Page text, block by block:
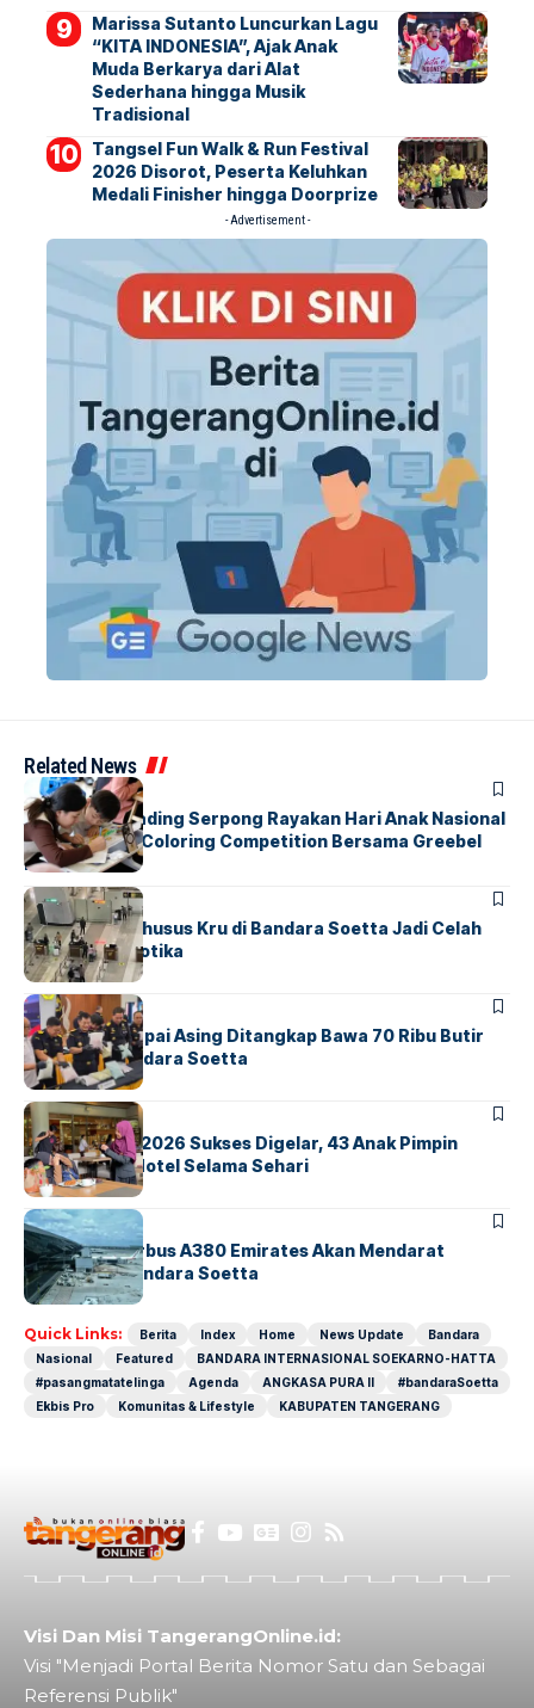
Marissa Sutanto Luncurkan Lagu
“KITA INDONESIA”, Ajak Anak
Muda Berkarya dari Alat
Sederhana hingga Musik
Tradisional
Tangsel Fun Walk & Run Festival
2026 Disorot, Peserta Keluhkan
Medali Finisher hingga Doorprize
- Advertisement -
Related News
BERITAINDEX
Atria Hotel Gading Serpong Rayakan Hari Anak Nasional
Lewat Family Coloring Competition Bersama Greebel
Indonesia
BANDARABERITA
Ketika Jalur Khusus Kru di Bandara Soetta Jadi Celah
Sindikat Narkotika
BANDARA BERITA
Kopilot Maskapai Asing Ditangkap Bawa 70 Ribu Butir
Ekstasi di Bandara Soetta
BERITAINDEX
GM For A Day 2026 Sukses Digelar, 43 Anak Pimpin
Operasional Hotel Selama Sehari
BANDARA BERITA
8 Agustus, Airbus A380 Emirates Akan Mendarat
Perdana di Bandara Soetta
Quick Links: Berita Index Home News Update
Bandara
Nasional
Featured
BANDARA INTERNASIONAL SOEKARNO-HATTA
#pasangmatatelinga
Agenda ANGKASA PURA II
#bandaraSoetta
Ekbis Pro
Komunitas & Lifestyle KABUPATEN TANGERANG
Visi Dan Misi TangerangOnline.id:
Visi "Menjadi Portal Berita Nomor Satu dan Sebagai
Referensi Publik"